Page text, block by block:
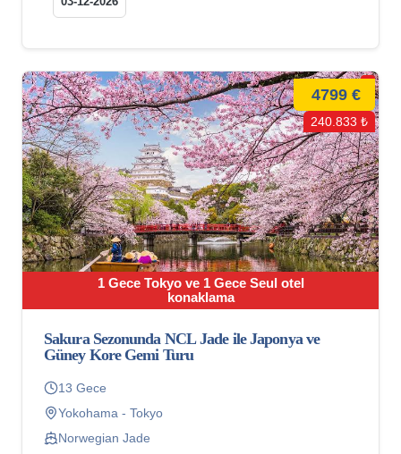
1 Gece Tokyo ve 1 Gece Seul otel
konaklama
4799 €
240.833 ₺
Sakura Sezonunda NCL Jade ile Japonya ve
Güney Kore Gemi Turu
13 Gece
Yokohama - Tokyo
Norwegian Jade